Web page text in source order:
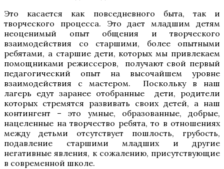
Это касается как повседневного быта, так и
творческого процесса. Это дает младшим детям
неоценимый опыт общения и творческого
взаимодействия со старшими, более опытными
ребятами, а старшие дети, которых мы привлекаем
помощниками режиссеров, получают свой первый
педагогический опыт на высочайшем уровне
взаимодействия с мастером. Поскольку в наш
лагерь едут заранее отобранные дети, родители
которых стремятся развивать своих детей, а наш
контингент – это умные, образованные, добрые,
нацеленные на творчество ребята, то в отношениях
между детьми отсутствует пошлость, грубость,
подавление старшими младших и другие
негативные явления, к сожалению, присутствующие
в современной школе.